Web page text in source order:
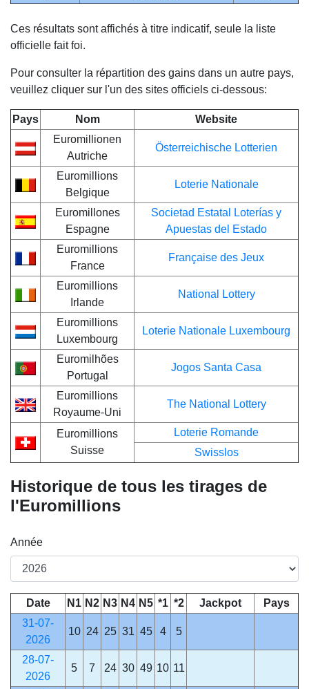
Ces résultats sont affichés à titre indicatif, seule la liste
officielle fait foi.
Pour consulter la répartition des gains dans un autre pays,
veuillez cliquer sur l'un des sites officiels ci-dessous:
Pays Nom
Website
Euromillionen
Autriche
Österreichische Lotterien
Euromillions
Belgique
Loterie Nationale
Euromillones
Espagne
Societad Estatal Loterías y
Apuestas del Estado
Euromillions
France
Française des Jeux
Euromillions
Irlande
National Lottery
Euromillions
Luxembourg
Loterie Nationale Luxembourg
Euromilhões
Portugal
Jogos Santa Casa
Euromillions
Royaume-Uni
The National Lottery
Euromillions
Suisse
Loterie Romande
Swisslos
Historique de tous les tirages de
l'Euromillions
Année
Date N1 N2 N3 N4 N5 *1 *2 Jackpot
Pays
31-07-
2026
10 24 25 31 45 4 5
28-07-
2026
5 7 24 30 49 10 11